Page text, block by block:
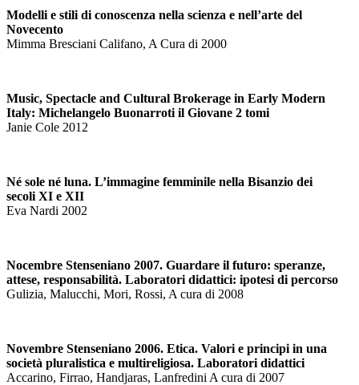
Modelli e stili di conoscenza nella scienza e nell’arte del
Novecento
Mimma Bresciani Califano, A Cura di 2000
Music, Spectacle and Cultural Brokerage in Early Modern
Italy: Michelangelo Buonarroti il Giovane 2 tomi
Janie Cole 2012
Né sole né luna. L’immagine femminile nella Bisanzio dei
secoli XI e XII
Eva Nardi 2002
Nocembre Stenseniano 2007. Guardare il futuro: speranze,
attese, responsabilità. Laboratori didattici: ipotesi di percorso
Gulizia, Malucchi, Mori, Rossi, A cura di 2008
Novembre Stenseniano 2006. Etica. Valori e principi in una
società pluralistica e multireligiosa. Laboratori didattici
Accarino, Firrao, Handjaras, Lanfredini A cura di 2007